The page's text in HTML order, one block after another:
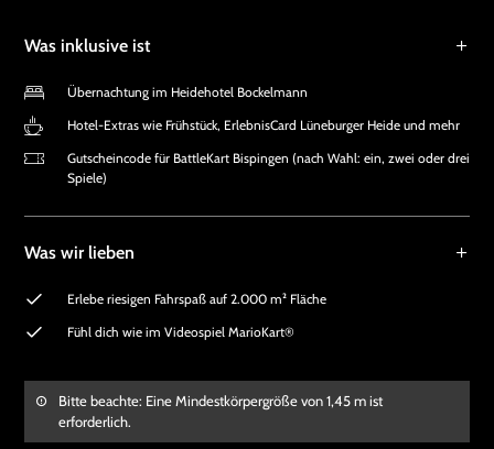
Was inklusive ist
Übernachtung im Heidehotel Bockelmann
Hotel-Extras wie Frühstück, ErlebnisCard Lüneburger Heide und mehr
Gutscheincode für BattleKart Bispingen (nach Wahl: ein, zwei oder drei
Spiele)
Was wir lieben
Erlebe riesigen Fahrspaß auf 2.000 m² Fläche
Fühl dich wie im Videospiel MarioKart®
Bitte beachte: Eine Mindestkörpergröße von 1,45 m ist
erforderlich.